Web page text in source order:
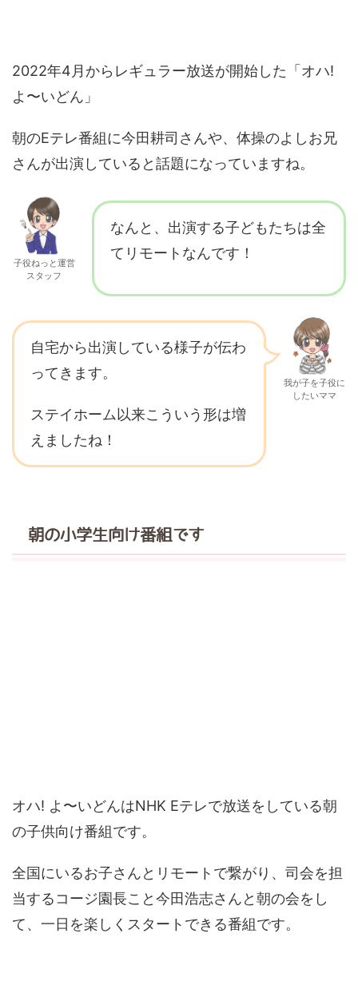
2022年4月からレギュラー放送が開始した「オハ!
よ〜いどん」
朝のEテレ番組に今田耕司さんや、体操のよしお兄
さんが出演していると話題になっていますね。
子役ねっと運営
スタッフ
なんと、出演する子どもたちは全
てリモートなんです！
自宅から出演している様子が伝わ
ってきます。
ステイホーム以来こういう形は増
えましたね！
我が子を子役に
したいママ
朝の小学生向け番組です
オハ! よ〜いどんはNHK Eテレで放送をしている朝
の子供向け番組です。
全国にいるお子さんとリモートで繋がり、司会を担
当するコージ園長こと今田浩志さんと朝の会をし
て、一日を楽しくスタートできる番組です。